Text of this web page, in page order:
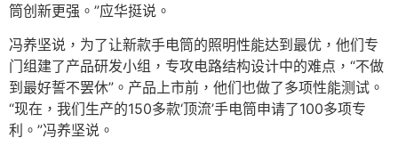
筒创新更强。”应华挺说。
冯养坚说，为了让新款手电筒的照明性能达到最优，他们专
门组建了产品研发小组，专攻电路结构设计中的难点，“不做
到最好誓不罢休”。产品上市前，他们也做了多项性能测试。
“现在，我们生产的150多款‘顶流’手电筒申请了100多项专
利。”冯养坚说。